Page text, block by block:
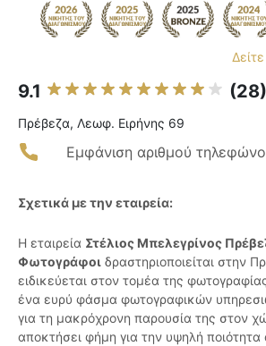
9.1 (28)
Πρέβεζα, Λεωφ. Ειρήνης 69
Εμφάνιση αριθμού
Σχετικά με την εταιρεία:
Η εταιρεία Στέλιος Μπελεγρίνος
Φωτογράφοι δραστηριοποιείται στην
ειδικεύεται στον τομέα της
ένα ευρύ φάσμα φωτογραφικών
για τη μακρόχρονη παρουσία της στον
αποκτήσει φήμη για την υψηλή ποιότητα